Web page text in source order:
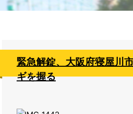
緊急解錠、大阪府寝屋川
ギを握る